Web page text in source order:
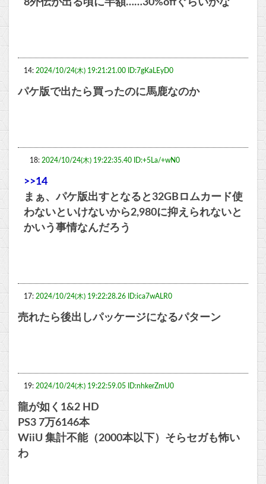
8外伝が出る頃に半額……30%offぐらいかな
14: 2024/10/24(木) 19:21:21.00 ID:7gKaLEyD0
パケ版で出たら買ったのに馬鹿なのか
18: 2024/10/24(木) 19:22:35.40 ID:+5La/+wN0
>>14
まぁ、パケ版出すとなると32GBロムカード使
わないといけないから2,980に抑えられないと
かいう事情なんだろう
17: 2024/10/24(木) 19:22:28.26 ID:ica7wALR0
売れたら後出しパッケージになるパターン
19: 2024/10/24(木) 19:22:59.05 ID:nhkerZmU0
龍が如く1&2 HD
PS3 7万6146本
WiiU 集計不能（2000本以下）そらセガも怖い
わ